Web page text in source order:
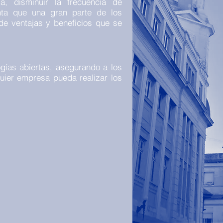
que una gran parte de los
ventajas y beneficios que se
abiertas, asegurando a los
empresa pueda realizar los